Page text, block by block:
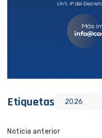
Etiquetas 2026
Noticia anterior